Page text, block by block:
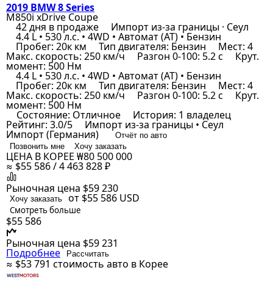
2019 BMW 8 Series
M850i xDrive Coupe
42 дня в продаже Импорт из-за границы · Сеул
4.4 L • 530 л.с. • 4WD • Автомат (AT) • Бензин
Пробег: 20к км Тип двигателя: Бензин Мест: 4
Макс. скорость: 250 км/ч Разгон 0-100: 5.2 с Крут.
момент: 500 Нм
4.4 L • 530 л.с. • 4WD • Автомат (AT) • Бензин
Пробег: 20к км Тип двигателя: Бензин Мест: 4
Макс. скорость: 250 км/ч Разгон 0-100: 5.2 с Крут.
момент: 500 Нм
Состояние: Отличное История: 1 владелец
Рейтинг: 3.0/5 Импорт из-за границы • Сеул
Импорт (Германия)
Отчёт по авто
Позвонить мне
Хочу заказать
ЦЕНА В КОРЕЕ ₩80 500 000
≈ $55 586 / 4 463 828 ₽
Рыночная цена $59 230
Хочу заказать от $55 586 USD
Смотреть больше
$55 586
Рыночная цена $59 231
Подробнее Рассчитать
≈ $53 791 стоимость авто в Корее